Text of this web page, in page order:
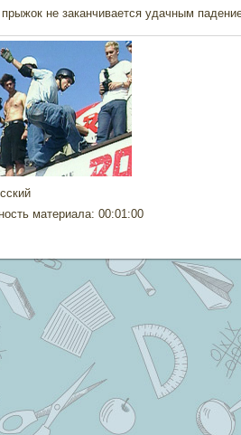
не заканчивается удачным
материала: 00:01:00